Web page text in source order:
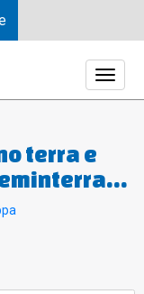
terra e
Piazza
catastale
fabbricati